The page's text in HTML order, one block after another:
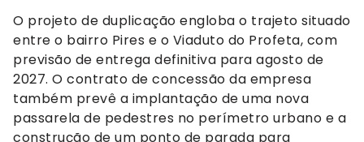
O projeto de duplicação engloba o trajeto situado
entre o bairro Pires e o Viaduto do Profeta, com
previsão de entrega definitiva para agosto de
2027. O contrato de concessão da empresa
também prevê a implantação de uma nova
passarela de pedestres no perímetro urbano e a
construção de um ponto de parada para